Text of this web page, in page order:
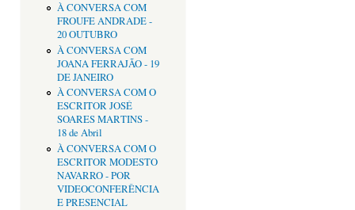
À CONVERSA COM
FROUFE ANDRADE -
20 OUTUBRO
À CONVERSA COM
JOANA FERRAJÃO - 19
DE JANEIRO
À CONVERSA COM O
ESCRITOR JOSÉ
SOARES MARTINS -
18 de Abril
À CONVERSA COM O
ESCRITOR MODESTO
NAVARRO - POR
VIDEOCONFERÊNCIA
E PRESENCIAL